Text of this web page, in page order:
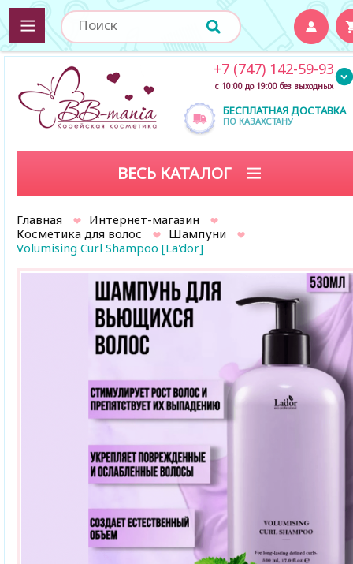
БЕСПЛАТНАЯ ДОСТАВКА
ПО КАЗАХСТАНУ
+7 (747) 142-59-93
с 10:00 до 19:00 без выходных
ВЕСЬ КАТАЛОГ
Главная
Интернет-магазин
Косметика для волос
Шампуни
Volumising Curl Shampoo [La'dor]